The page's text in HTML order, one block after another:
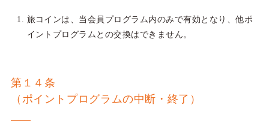
旅コインは、当会員プログラム内のみで有効となり、他ポ
イントプログラムとの交換はできません。
第１４条
（ポイントプログラムの中断・終了）